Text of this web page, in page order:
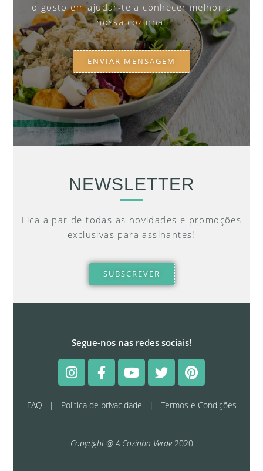
o gosto em ajudar-te a conhecer melhor a
nossa cozinha!
ENVIAR MENSAGEM
NEWSLETTER
Fica a par de todas as novidades e promoções
exclusivas para assinantes!
SUBSCREVER
Segue-nos nas redes sociais!
FAQ | Política de privacidade | Termos e Condições
Copyright @ A Cozinha Verde2020